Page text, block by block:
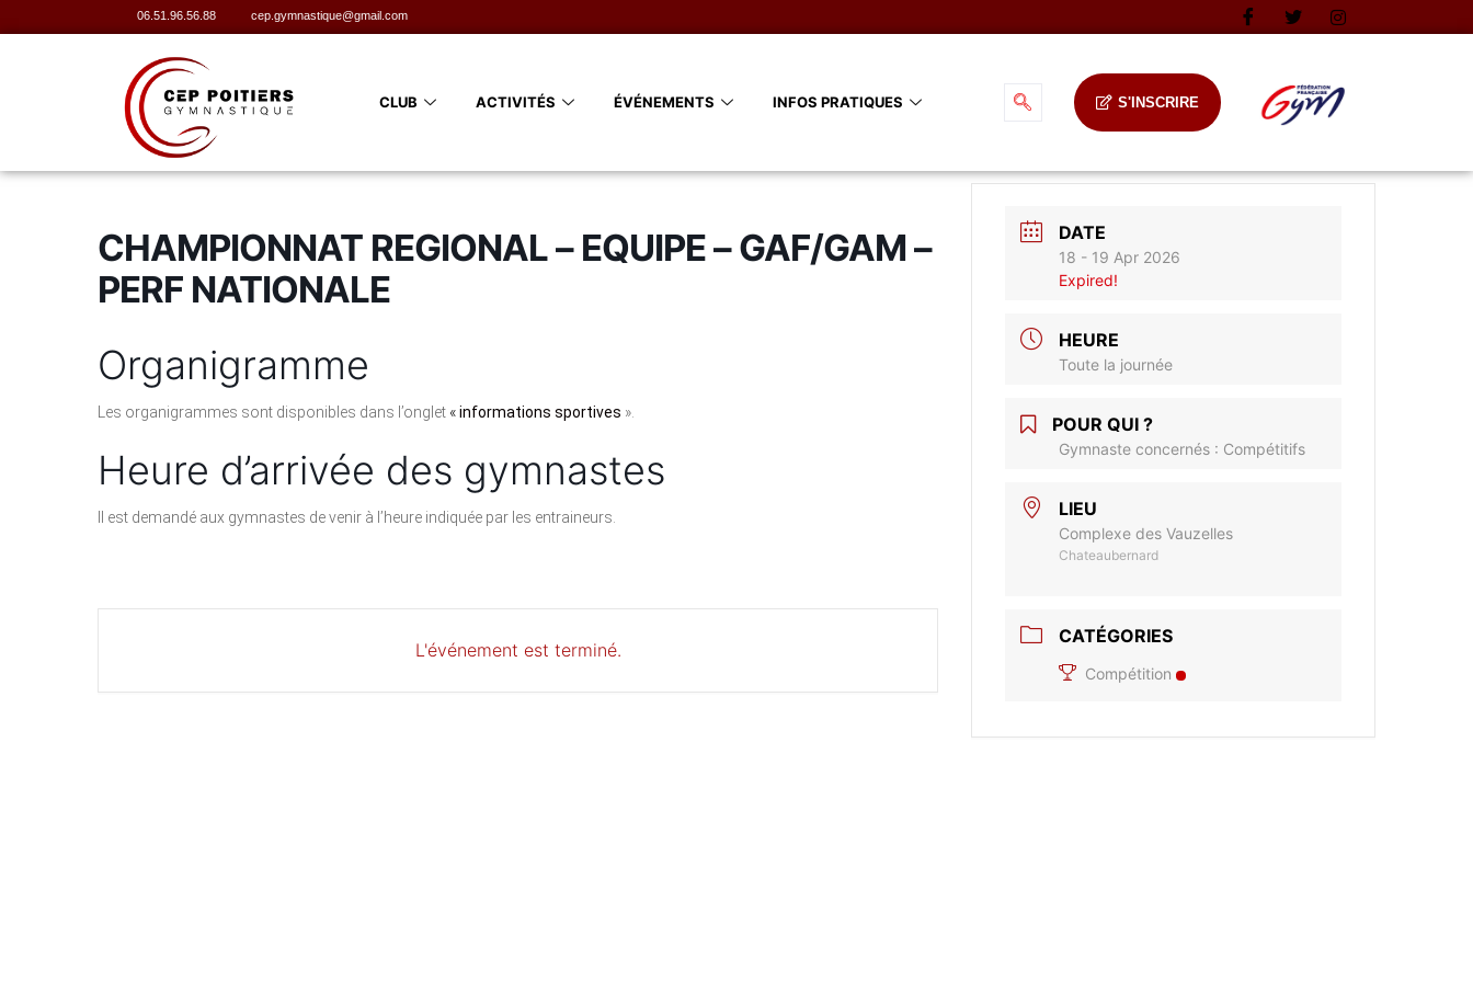
06.51.96.56.88 cep.gymnastique@gmail.com
CLUB ACTIVITÉS ÉVÉNEMENTS INFOS PRATIQUES S'INSCRIRE
CHAMPIONNAT REGIONAL – EQUIPE – GAF/GAM –
PERF NATIONALE
Organigramme
Les organigrammes sont disponibles dans l’onglet «informations sportives ».
Heure d’arrivée des gymnastes
Il est demandé aux gymnastes de venir à l’heure indiquée par les entraineurs.
L'événement est terminé.
DATE
18 - 19 Apr 2026
Expired!
HEURE
Toute la journée
POUR QUI ?
Gymnaste concernés : Compétitifs
LIEU
Complexe des Vauzelles
Chateaubernard
CATÉGORIES
Compétition